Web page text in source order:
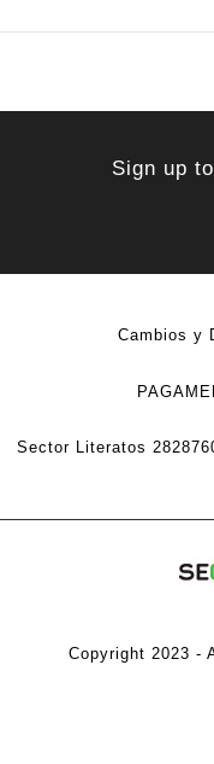
Sign up
Cambios y
Sector Literatos 28
Copyright 2023 -